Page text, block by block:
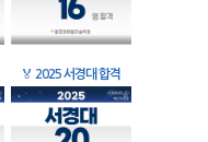
🏅 2025 서경대 합격